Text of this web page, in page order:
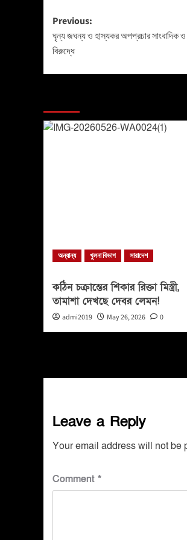
Previous:
ঘৃন্য জঘন্য ও হাস্যকর অপপ্রচার সাংবাদিক
বিরুদ্ধে
অন্যান্য খুলনা বিভাগ সারাদেশ
কঠিন চক্রান্তের শিকার রিক্তা মিস্ত্রী,
তামাশা দেখছে দেবর লেমন!
admi2019 May 26, 2026 0
Leave a Reply
Your email address will not be
Comment *